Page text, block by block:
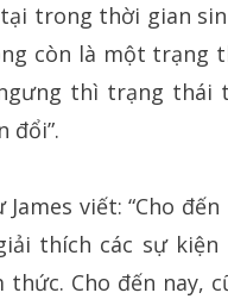
trong thời gian
còn là một trạng
thì trạng thái
đổi”.
viết: “Cho
thích các sự
Cho đến nay,